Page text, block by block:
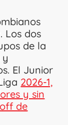
Los dos
de la
y
El Junior
2026-1,
y sin
de